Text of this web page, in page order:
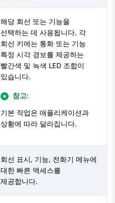
해당 회선 또는 기능을
선택하는 데 사용됩니다. 각
회선 키에는 통화 또는 기능
특정 시각 경보를 제공하는
빨간색 및 녹색 LED 조합이
있습니다.
참고:
기본 작업은 애플리케이션과
상황에 따라 달라집니다.
회선 표시, 기능, 전화기 메뉴에
대한 빠른 액세스를
제공합니다.